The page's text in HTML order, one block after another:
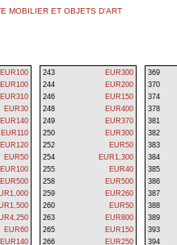
MOBILIER ET OBJETS D'ART
EUR100
EUR100
EUR310
EUR30
EUR140
EUR110
EUR120
EUR50
EUR100
EUR500
EUR60
EUR140
243
EUR300
244
EUR200
246
EUR150
248
EUR400
249
EUR370
250
EUR300
252
EUR50
254
EUR1,300
255
EUR40
258
EUR500
259
EUR260
260
EUR50
263
EUR800
265
EUR150
266
EUR250
369
370
374
378
381
382
383
384
385
386
387
388
389
393
394